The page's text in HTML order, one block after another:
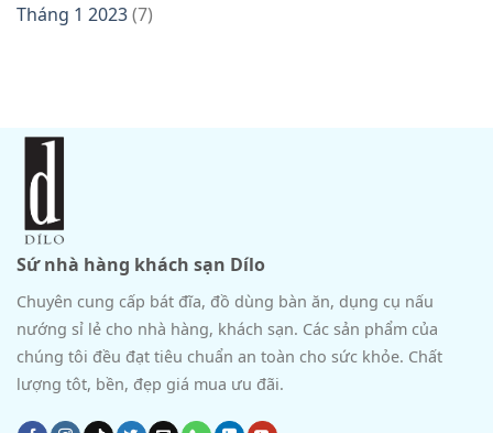
Tháng 1 2023(7)
Sứ nhà hàng khách sạn Dílo
Chuyên cung cấp bát đĩa, đồ dùng bàn ăn, dụng cụ nấu
nướng sỉ lẻ cho nhà hàng, khách sạn. Các sản phẩm của
chúng tôi đều đạt tiêu chuẩn an toàn cho sức khỏe. Chất
lượng tôt, bền, đẹp giá mua ưu đãi.